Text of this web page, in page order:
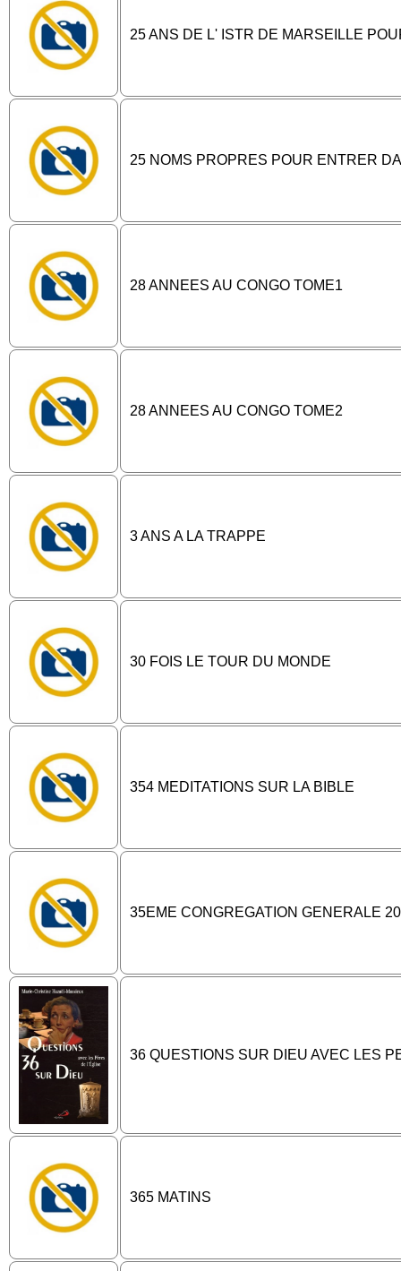
25 ANS DE L' ISTR DE MARSEILLE
25 NOMS PROPRES POUR ENTRER
28 ANNEES AU CONGO TOME1
28 ANNEES AU CONGO TOME2
3 ANS A LA TRAPPE
30 FOIS LE TOUR DU MONDE
354 MEDITATIONS SUR LA BIBLE
35EME CONGREGATION GENERALE
36 QUESTIONS SUR DIEU AVEC LES
365 MATINS